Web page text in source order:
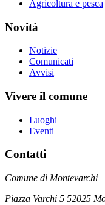
Agricoltura e pesca
Novità
Notizie
Comunicati
Avvisi
Vivere il comune
Luoghi
Eventi
Contatti
Comune di Montevarchi
Piazza Varchi 5 52025